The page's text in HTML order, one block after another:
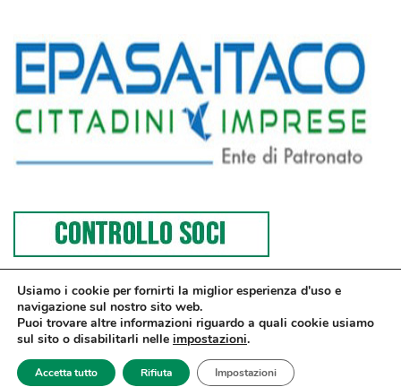
4746886 | Sito web sviluppato da
dm3
Usiamo i cookie per fornirti la miglior esperienza d'uso e
navigazione sul nostro sito web.
Puoi trovare altre informazioni riguardo a quali cookie usiamo
sul sito o disabilitarli nelle impostazioni.
Accetta tutto Rifiuta Impostazioni